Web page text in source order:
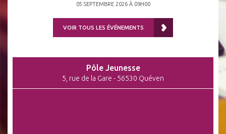
05 SEPTEMBRE 2026 À 09H00
VOIR TOUS LES ÉVÉNEMENTS
Pôle Jeunesse
5, rue de la Gare - 56530 Quéven